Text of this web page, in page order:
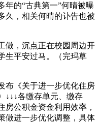
年的“古典第一”何晴被曝
久，相关何晴的讣告也被
，沉点正在校园周边开
生平安过马。（完玛草
《关于进一步优化住房
↓↓↓各缴存单元、缴存
房公积金资金利用效率，
做进一步优化调整，具体